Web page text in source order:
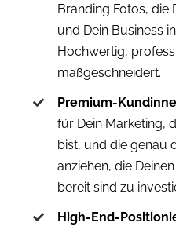
Branding Fotos, die
und Dein Business
Hochwertig,
maßgeschneidert.
Premium-
für Dein Marketing,
bist, und die genau
anziehen, die
bereit sind zu
High-End-